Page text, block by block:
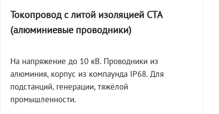
Токопровод с литой изоляцией СТА
(алюминиевые проводники)
На напряжение до 10 кВ. Проводники из
алюминия, корпус из компаунда IP68. Для
подстанций, генерации, тяжёлой
промышленности.